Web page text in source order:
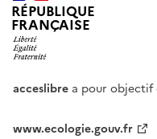
RÉPUBLIQUE
FRANÇAISE
acceslibre a pour objectif
www.ecologie.gouv.fr